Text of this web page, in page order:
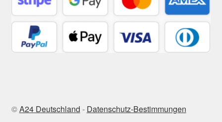
©A24 Deutschland - Datenschutz-Bestimmungen